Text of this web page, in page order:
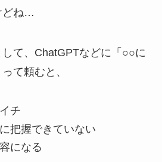
どね…
て、ChatGPTなどに「○○に
て頼むと、
チ
把握できていない
になる